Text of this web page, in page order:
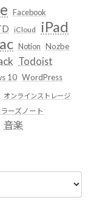
Facebook
iCloud iPad
Notion Nozbe
Todoist
10 WordPress
オンラインストレージ
ーズノート
音楽